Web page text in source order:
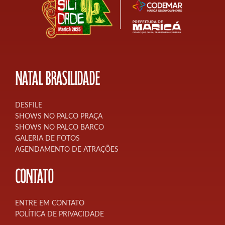
NATAL BRASILIDADE
DESFILE
SHOWS NO PALCO PRAÇA
SHOWS NO PALCO BARCO
GALERIA DE FOTOS
AGENDAMENTO DE ATRAÇÕES
CONTATO
ENTRE EM CONTATO
POLÍTICA DE PRIVACIDADE